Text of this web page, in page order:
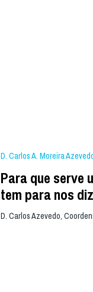
D. Carlos A. Moreira
Para que serve
tem para nos
D. Carlos Azevedo,